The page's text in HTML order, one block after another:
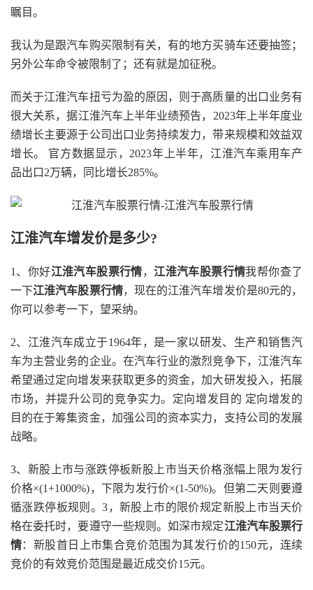
瞩目。
我认为是跟汽车购买限制有关，有的地方买骑车还要抽签；
另外公车命令被限制了；还有就是加征税。
而关于江淮汽车扭亏为盈的原因，则于高质量的出口业务有
很大关系，据江淮汽车上半年业绩预告，2023年上半年度业
绩增长主要源于公司出口业务持续发力，带来规模和效益双
增长。 官方数据显示，2023年上半年，江淮汽车乘用车产
品出口2万辆，同比增长285%。
江淮汽车增发价是多少?
1、你好江淮汽车股票行情，江淮汽车股票行情我帮你查了
一下江淮汽车股票行情，现在的江淮汽车增发价是80元的，
你可以参考一下，望采纳。
2、江淮汽车成立于1964年，是一家以研发、生产和销售汽
车为主营业务的企业。在汽车行业的激烈竞争下，江淮汽车
希望通过定向增发来获取更多的资金，加大研发投入，拓展
市场，并提升公司的竞争实力。定向增发目的 定向增发的
目的在于筹集资金，加强公司的资本实力，支持公司的发展
战略。
3、新股上市与涨跌停板新股上市当天价格涨幅上限为发行
价格×(1+1000%)，下限为发行价×(1-50%)。但第二天则要遵
循涨跌停板规则。3，新股上市的限价规定新股上市当天价
格在委托时，要遵守一些规则。如深市规定江淮汽车股票行
情：新股首日上市集合竞价范围为其发行价的150元，连续
竞价的有效竞价范围是最近成交价15元。